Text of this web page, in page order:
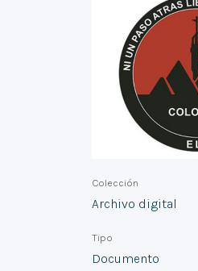
Colección
Archivo digital
Tipo
Documento